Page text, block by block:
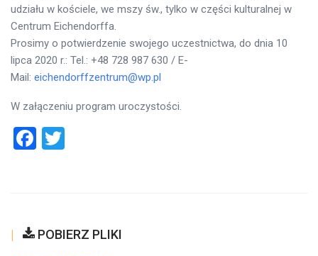
udziału w kościele, we mszy św., tylko w części kulturalnej w
Centrum Eichendorffa.
Prosimy o potwierdzenie swojego uczestnictwa, do dnia 10
lipca 2020 r.: Tel.: +48 728 987 630 / E-
Mail: eichendorffzentrum@wp.pl
W załączeniu program uroczystości.
Facebook
POBIERZ PLIKI